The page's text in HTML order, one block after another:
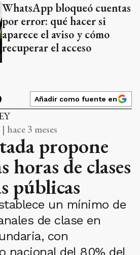
WhatsApp bloqueó cuentas
por error: qué hacer si
aparece el aviso y cómo
recuperar el acceso
Añadir como fuente en
hace 3 meses
propone
horas de clases
públicas
un mínimo de
de clase en
con